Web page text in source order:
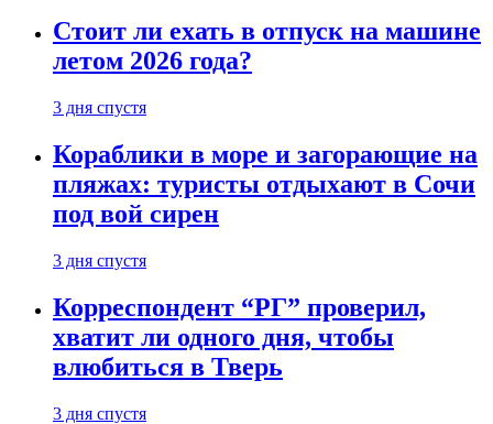
Стоит ли ехать в отпуск на машине
летом 2026 года?
3 дня спустя
Кораблики в море и загорающие на
пляжах: туристы отдыхают в Сочи
под вой сирен
3 дня спустя
Корреспондент “РГ” проверил,
хватит ли одного дня, чтобы
влюбиться в Тверь
3 дня спустя